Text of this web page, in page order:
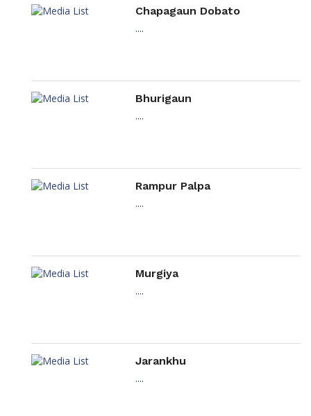
Chapagaun Dobato
....
Bhurigaun
....
Rampur Palpa
....
Murgiya
....
Jarankhu
....